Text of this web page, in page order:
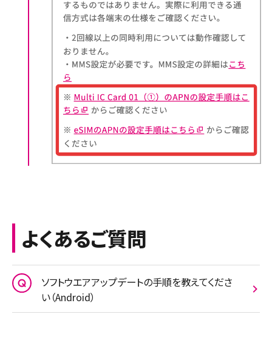
よくあるご質問
ソフトウエアアップデートの手順を教えてくださ
い（Android）